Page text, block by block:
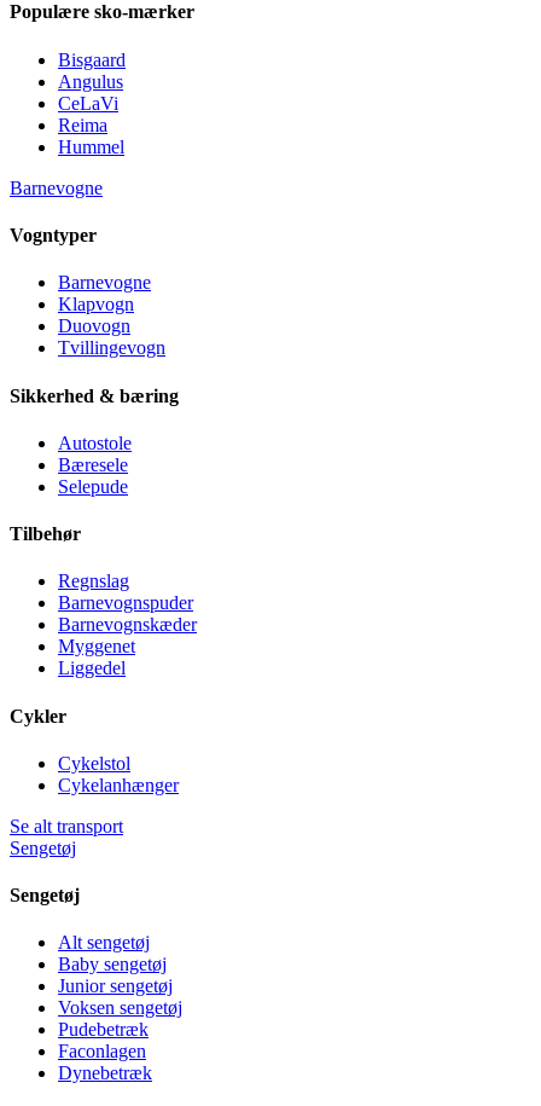
Populære sko-mærker
Bisgaard
Angulus
CeLaVi
Reima
Hummel
Barnevogne
Vogntyper
Barnevogne
Klapvogn
Duovogn
Tvillingevogn
Sikkerhed & bæring
Autostole
Bæresele
Selepude
Tilbehør
Regnslag
Barnevognspuder
Barnevognskæder
Myggenet
Liggedel
Cykler
Cykelstol
Cykelanhænger
Se alt transport
Sengetøj
Sengetøj
Alt sengetøj
Baby sengetøj
Junior sengetøj
Voksen sengetøj
Pudebetræk
Faconlagen
Dynebetræk